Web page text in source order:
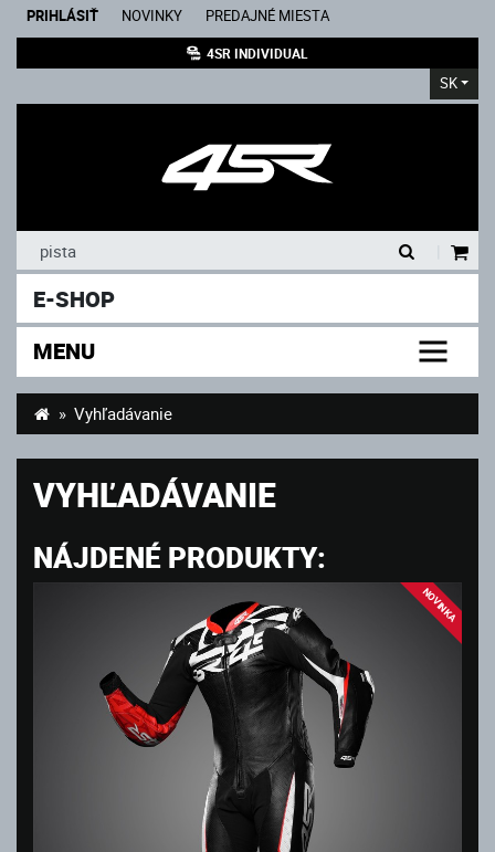
PRIHLÁSIŤ NOVINKY PREDAJNÉ MIESTA
4SR INDIVIDUAL
SK
E-SHOP
MENU
Vyhľadávanie
VYHĽADÁVANIE
NÁJDENÉ PRODUKTY:
NOVINKA